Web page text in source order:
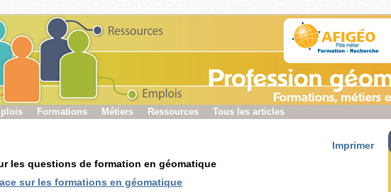
Formations Métiers Ressources Tous les articles
Imprimer
les questions de formation en géomatique
sur les formations en géomatique